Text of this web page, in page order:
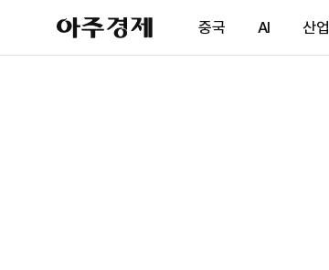
아
주
제
중국 AI 산업